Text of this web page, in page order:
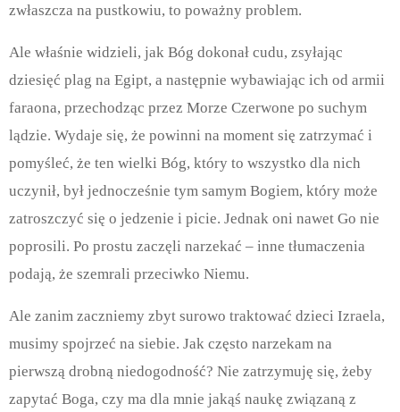
zwłaszcza na pustkowiu, to poważny problem.
Ale właśnie widzieli, jak Bóg dokonał cudu, zsyłając
dziesięć plag na Egipt, a następnie wybawiając ich od armii
faraona, przechodząc przez Morze Czerwone po suchym
lądzie. Wydaje się, że powinni na moment się zatrzymać i
pomyśleć, że ten wielki Bóg, który to wszystko dla nich
uczynił, był jednocześnie tym samym Bogiem, który może
zatroszczyć się o jedzenie i picie. Jednak oni nawet Go nie
poprosili. Po prostu zaczęli narzekać – inne tłumaczenia
podają, że szemrali przeciwko Niemu.
Ale zanim zaczniemy zbyt surowo traktować dzieci Izraela,
musimy spojrzeć na siebie. Jak często narzekam na
pierwszą drobną niedogodność? Nie zatrzymuję się, żeby
zapytać Boga, czy ma dla mnie jakąś naukę związaną z